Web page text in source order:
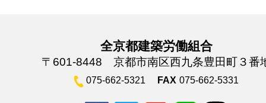
全京都建築労働組合
〒601-8448 京都市南区西九条豊田町３番
075-662-5321 FAX 075-662-5331